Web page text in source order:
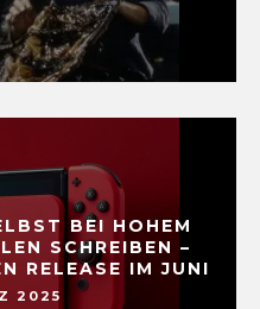
BEI HOHEM
SCHREIBEN –
RELEASE IM JUNI
2025